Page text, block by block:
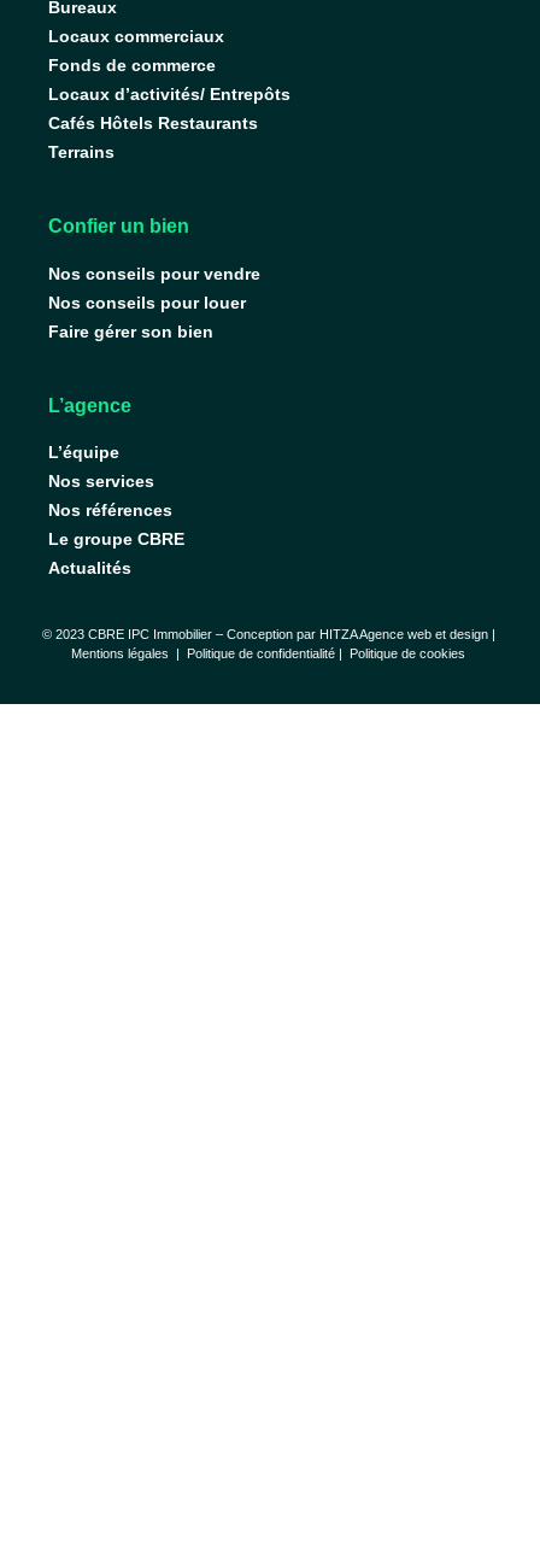
Bureaux
Locaux commerciaux
Fonds de commerce
Locaux d’activités/ Entrepôts
Cafés Hôtels Restaurants
Terrains
Confier un bien
Nos conseils pour vendre
Nos conseils pour louer
Faire gérer son bien
L’agence
L’équipe
Nos services
Nos références
Le groupe CBRE
Actualités
© 2023 CBRE IPC Immobilier – Conception par HITZA Agence web et design|
Mentions légales | Politique de confidentialité | Politique de cookies